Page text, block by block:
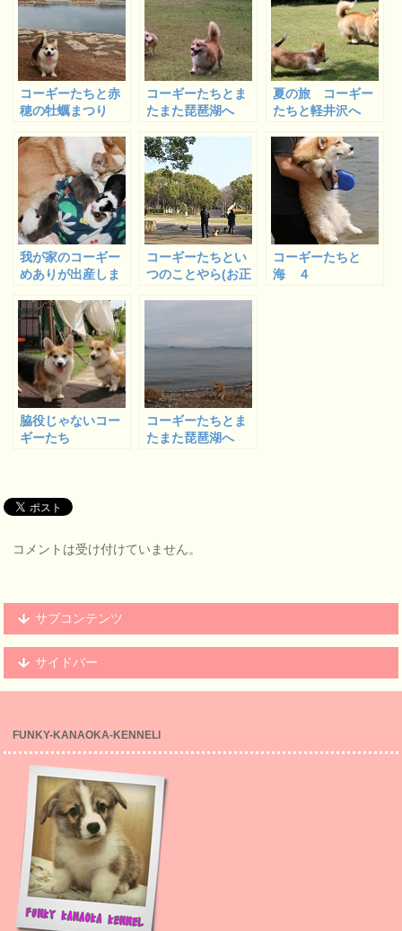
コーギーたちと赤
穂の牡蠣まつり
コーギーたちとま
たまた琵琶湖へ
夏の旅 コーギー
たちと軽井沢へ
ンデンバーグのラ
ン、朝の部)
我が家のコーギー
めありが出産しま
コーギーたちとい
つのことやら(お正
コーギーたちと
海 ４
脇役じゃないコー
ギーたち
コーギーたちとま
たまた琵琶湖へ
コメントは受け付けていません。
サブコンテンツ
サイドバー
FUNKY-KANAOKA-KENNELl